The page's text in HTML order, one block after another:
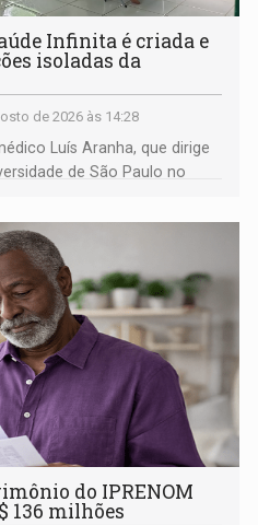
Infinita é criada e
isoladas da
de 2026 às 14:28
Luís Aranha, que dirige
de São Paulo no
do IPRENOM
136 milhões